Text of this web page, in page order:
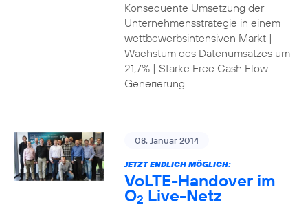
Konsequente Umsetzung der
Unternehmensstrategie in einem
wettbewerbsintensiven Markt |
Wachstum des Datenumsatzes um
21,7% | Starke Free Cash Flow
Generierung
08. Januar 2014
JETZT ENDLICH MÖGLICH:
VoLTE-Handover im
O2 Live-Netz